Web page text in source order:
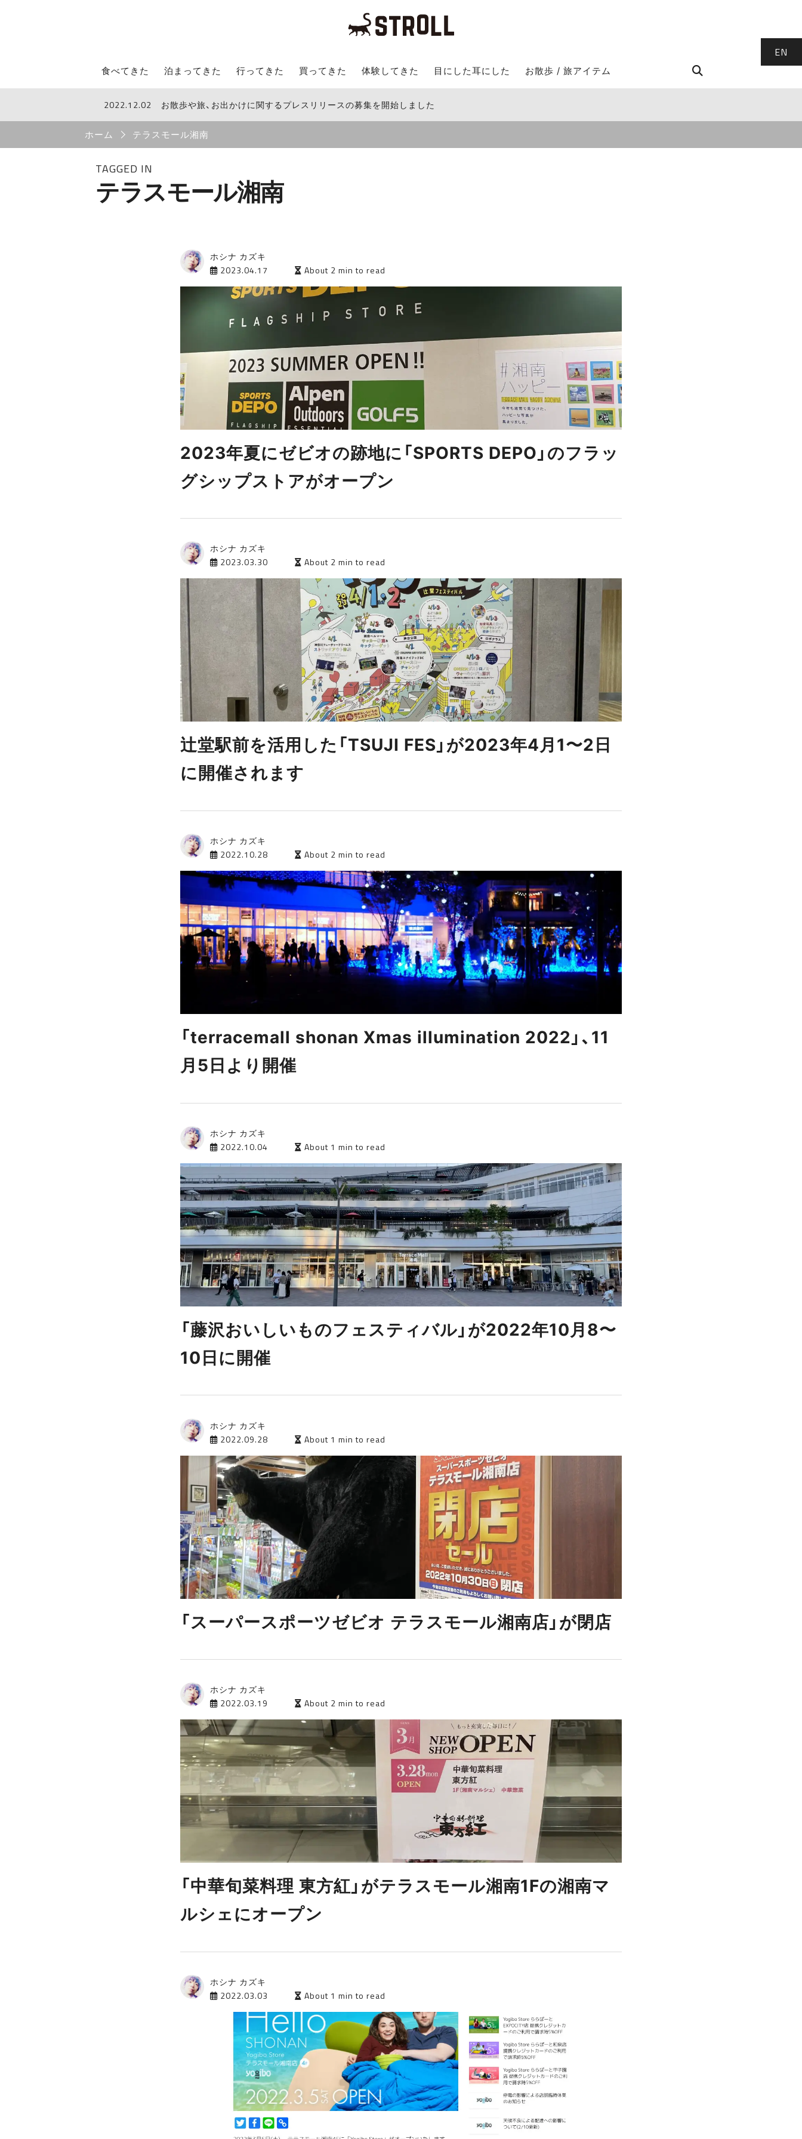
STROLL Menu
食べてきた 泊まってきた 行ってきた 買ってきた 体験してきた 目にした耳にした お散歩 / 旅アイテム
STROLL Search
STROLLからのお知らせ
2022.12.02 お散歩や旅、お出かけに関するプレスリリースの募集を開始しました
Breadcrumb
ホーム テラスモール湘南
TAGGED IN
テラスモール湘南
ホシナ カズキ
2023.04.17
About 2 min to read
2023年夏にゼビオの跡地に「SPORTS DEPO」のフラッ
グシップストアがオープン
ホシナ カズキ
2023.03.30
About 2 min to read
辻堂駅前を活用した「TSUJI FES」が2023年4月1〜2日
に開催されます
ホシナ カズキ
2022.10.28
About 2 min to read
「terracemall shonan Xmas illumination 2022」、11
月5日より開催
ホシナ カズキ
2022.10.04
About 1 min to read
「藤沢おいしいものフェスティバル」が2022年10月8〜
10日に開催
ホシナ カズキ
2022.09.28
About 1 min to read
「スーパースポーツゼビオ テラスモール湘南店」が閉店
ホシナ カズキ
2022.03.19
About 2 min to read
「中華旬菜料理 東方紅」がテラスモール湘南1Fの湘南マ
ルシェにオープン
ホシナ カズキ
2022.03.03
About 1 min to read
EN